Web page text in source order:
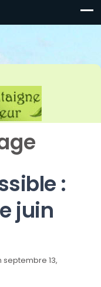
:
juin
septembre 13,